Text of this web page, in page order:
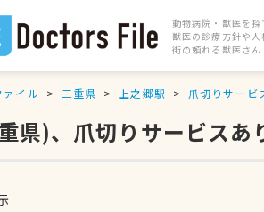
動物病院・獣医を探
獣医の診療方針や
街の頼れる獣医さ
イル 三重県 上之郷駅 爪切りサービ
県)、爪切りサービスあ